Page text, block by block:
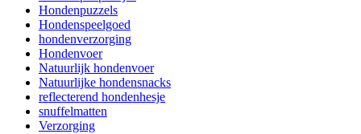
Hondenpuzzels
Hondenspeelgoed
hondenverzorging
Hondenvoer
Natuurlijk hondenvoer
Natuurlijke hondensnacks
reflecterend hondenhesje
snuffelmatten
Verzorging